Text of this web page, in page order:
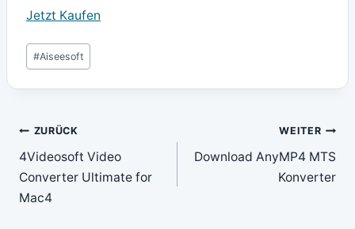
Jetzt Kaufen
Schlagworte:
#Aiseesoft
Beitragsnavigation
ZURÜCK
4Videosoft Video
Converter Ultimate for
Mac4
WEITER
Download AnyMP4 MTS
Konverter